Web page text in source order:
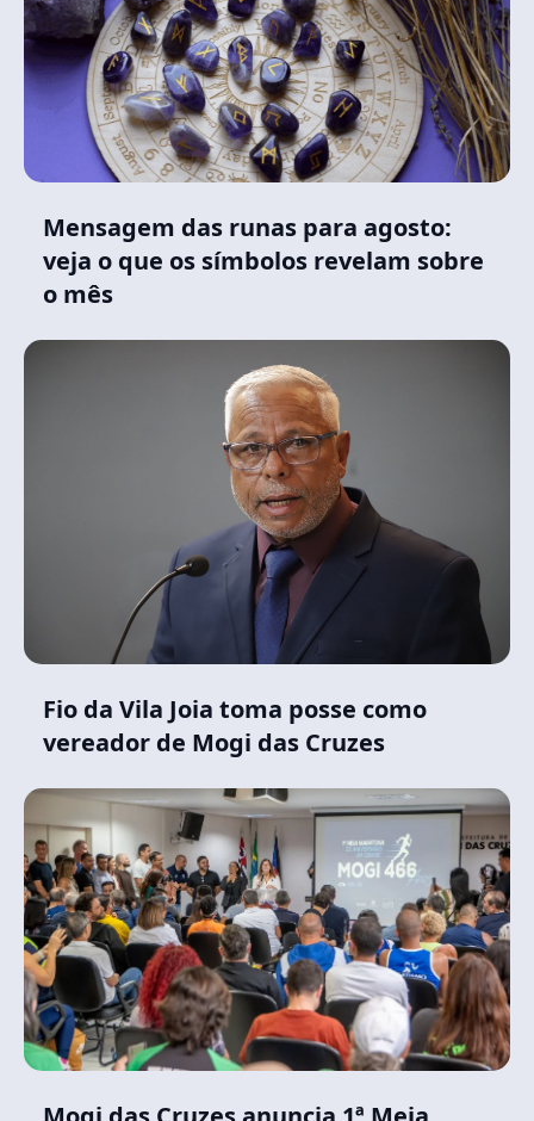
Mensagem das runas para agosto:
veja o que os símbolos revelam sobre
o mês
Fio da Vila Joia toma posse como
vereador de Mogi das Cruzes